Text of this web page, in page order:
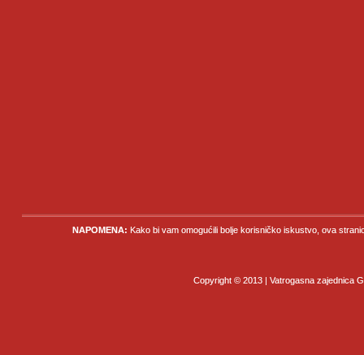
NAPOMENA: Kako bi vam omogućili bolje korisničko iskustvo, ova
Copyright © 2013 | Vatrogasna zajednica